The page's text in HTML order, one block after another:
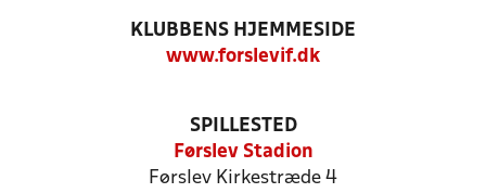
KLUBBENS HJEMMESIDE
www.forslevif.dk
SPILLESTED
Førslev Stadion
Førslev Kirkestræde 4